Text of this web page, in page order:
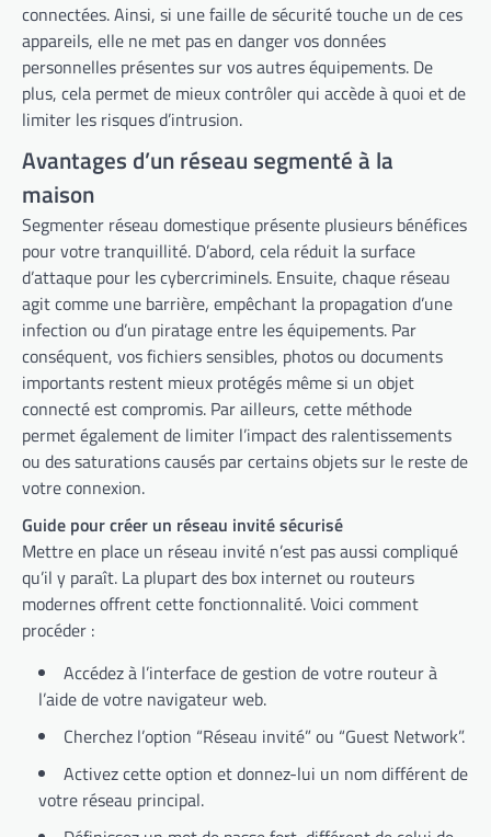
connectées. Ainsi, si une faille de sécurité touche un de ces
appareils, elle ne met pas en danger vos données
personnelles présentes sur vos autres équipements. De
plus, cela permet de mieux contrôler qui accède à quoi et de
limiter les risques d’intrusion.
Avantages d’un réseau segmenté à la
maison
Segmenter réseau domestique présente plusieurs bénéfices
pour votre tranquillité. D’abord, cela réduit la surface
d’attaque pour les cybercriminels. Ensuite, chaque réseau
agit comme une barrière, empêchant la propagation d’une
infection ou d’un piratage entre les équipements. Par
conséquent, vos fichiers sensibles, photos ou documents
importants restent mieux protégés même si un objet
connecté est compromis. Par ailleurs, cette méthode
permet également de limiter l’impact des ralentissements
ou des saturations causés par certains objets sur le reste de
votre connexion.
Guide pour créer un réseau invité sécurisé
Mettre en place un réseau invité n’est pas aussi compliqué
qu’il y paraît. La plupart des box internet ou routeurs
modernes offrent cette fonctionnalité. Voici comment
procéder :
Accédez à l’interface de gestion de votre routeur à
l’aide de votre navigateur web.
Cherchez l’option “Réseau invité” ou “Guest Network”.
Activez cette option et donnez-lui un nom différent de
votre réseau principal.